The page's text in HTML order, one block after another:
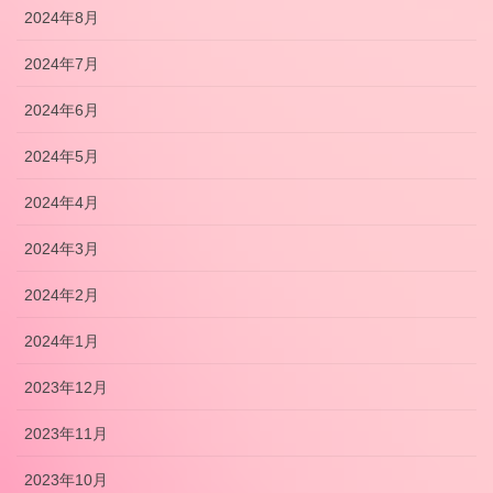
2024年8月
2024年7月
2024年6月
2024年5月
2024年4月
2024年3月
2024年2月
2024年1月
2023年12月
2023年11月
2023年10月